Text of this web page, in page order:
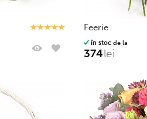
feerie
în stoc de la
374lei